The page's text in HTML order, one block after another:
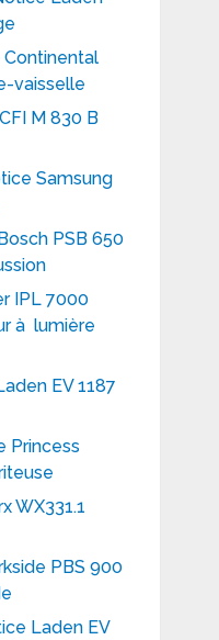
vaisselle
M 830 B
Samsung
PSB 650
IPL 7000
à lumière
EV 1187
Princess
WX331.1
PBS 900
Laden EV